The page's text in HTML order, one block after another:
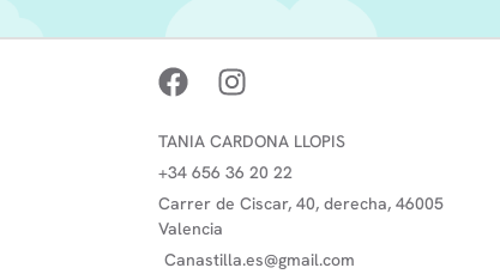
TANIA CARDONA LLOPIS
+34 656 36 20 22
Carrer de Ciscar, 40, derecha, 46005
Valencia
Canastilla.es@gmail.com